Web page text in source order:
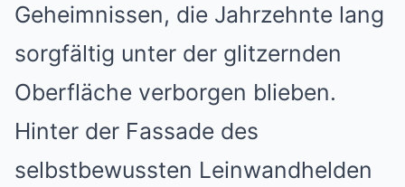
Geheimnissen, die Jahrzehnte lang
sorgfältig unter der glitzernden
Oberfläche verborgen blieben.
Hinter der Fassade des
selbstbewussten Leinwandhelden